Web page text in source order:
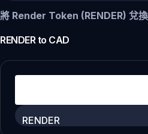
將 Render Token (RENDER) 兌
RENDERto CAD
RENDER